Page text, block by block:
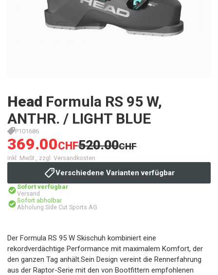
Head Formula RS 95 W,
ANTHR. / LIGHT BLUE
P101686
369.00CHF520.00CHF
inkl. MwSt., zzgl. Versandkosten
Verschiedene Varianten verfügbar
Sofort verfügbar
Versand
Sofort abholbar
Abholung Side Cut Sports AG
Der Formula RS 95 W Skischuh kombiniert eine
rekordverdächtige Performance mit maximalem Komfort, der
den ganzen Tag anhält.Sein Design vereint die Rennerfahrung
aus der Raptor-Serie mit den von Bootfittern empfohlenen